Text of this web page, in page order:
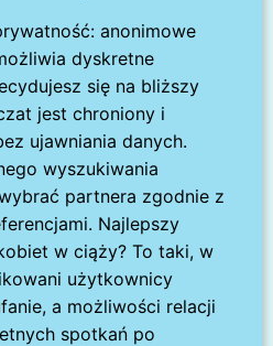
anonimowe
dyskretne
się na bliższy
jest chroniony i
ujawniania danych.
wyszukiwania
partnera zgodnie z
Najlepszy
w ciąży? To taki, w
użytkownicy
a możliwości relacji
spotkań po